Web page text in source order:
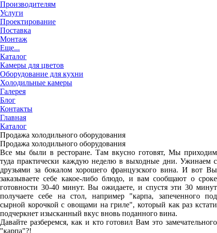
Производителям
Услуги
Проектирование
Поставка
Монтаж
Еще...
Каталог
Камеры для цветов
Оборудование для кухни
Холодильные камеры
Галерея
Блог
Контакты
Главная
Каталог
Продажа холодильного оборудования
Продажа холодильного оборудования
Все мы были в ресторане. Там вкусно готовят, Мы приходим
туда практически каждую неделю в выходные дни. Ужинаем с
друзьями за бокалом хорошего французского вина. И вот Вы
заказываете себе какое-либо блюдо, и вам сообщают о сроке
готовности 30-40 минут. Вы ожидаете, и спустя эти 30 минут
получаете себе на стол, например "карпа, запеченного под
сырной корочкой с овощами на гриле", который как раз кстати
подчеркнет изысканный вкус вновь поданного вина.
Давайте разберемся, как и кто готовил Вам это замечательного
"карпа"?!